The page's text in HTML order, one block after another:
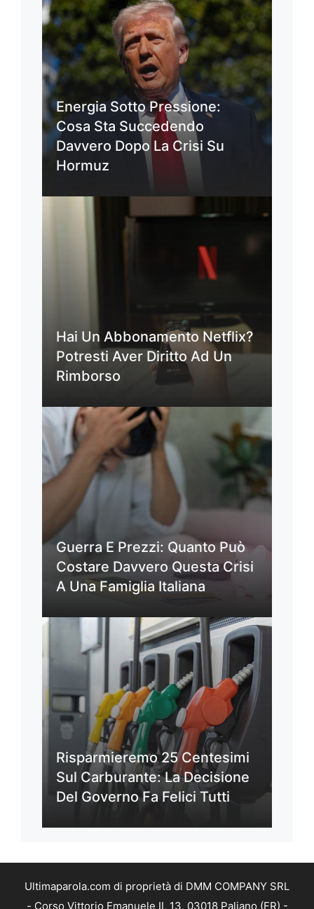
Energia Sotto Pressione:
Cosa Sta Succedendo
Davvero Dopo La Crisi Su
Hormuz
Hai Un Abbonamento Netflix?
Potresti Aver Diritto Ad Un
Rimborso
Guerra E Prezzi: Quanto Può
Costare Davvero Questa Crisi
A Una Famiglia Italiana
Risparmieremo 25 Centesimi
Sul Carburante: La Decisione
Del Governo Fa Felici Tutti
Ultimaparola.com di proprietà di DMM COMPANY SRL
- Corso Vittorio Emanuele II, 13, 03018 Paliano (FR) -